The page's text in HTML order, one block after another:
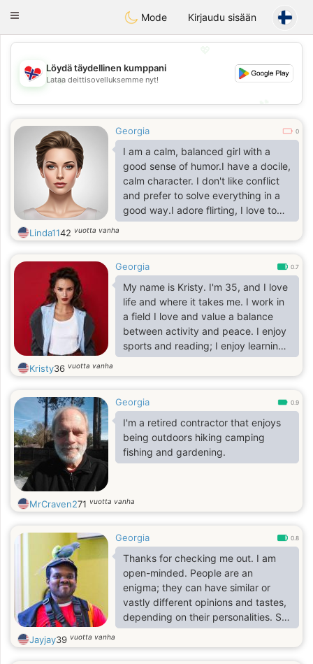
EkteNordmenn
Toggle
Mode Kirjaudu sisään
💖
Löydä täydellinen kumppani
Lataa deittisovelluksemme nyt!
Georgia 0
I am a calm, balanced girl with a
good sense of humor.I have a docile,
calm character. I don't like conflict
and prefer to solve everything in a
good way.I adore flirting, I love to
smile, I listen to compliments.
Linda1142 vuotta vanha
Georgia 0.7
My name is Kristy. I'm 35, and I love
life and where it takes me. I work in
a field I love and value a balance
between activity and peace. I enjoy
sports and reading; I enjoy learning
new things and meeting interesting
people. Friends describe me as
good sense of humor.
Kristy36 vuotta vanha
Georgia 0.9
I'm a retired contractor that enjoys
being outdoors hiking camping
fishing and gardening.
MrCraven271 vuotta vanha
Georgia 0.8
Thanks for checking me out. I am
open-minded. People are an
enigma; they can have similar or
vastly different opinions and tastes,
depending on their personalities. So,
I think it would be awesome to meet
people who share similar interests as
Jayjay39 vuotta vanha